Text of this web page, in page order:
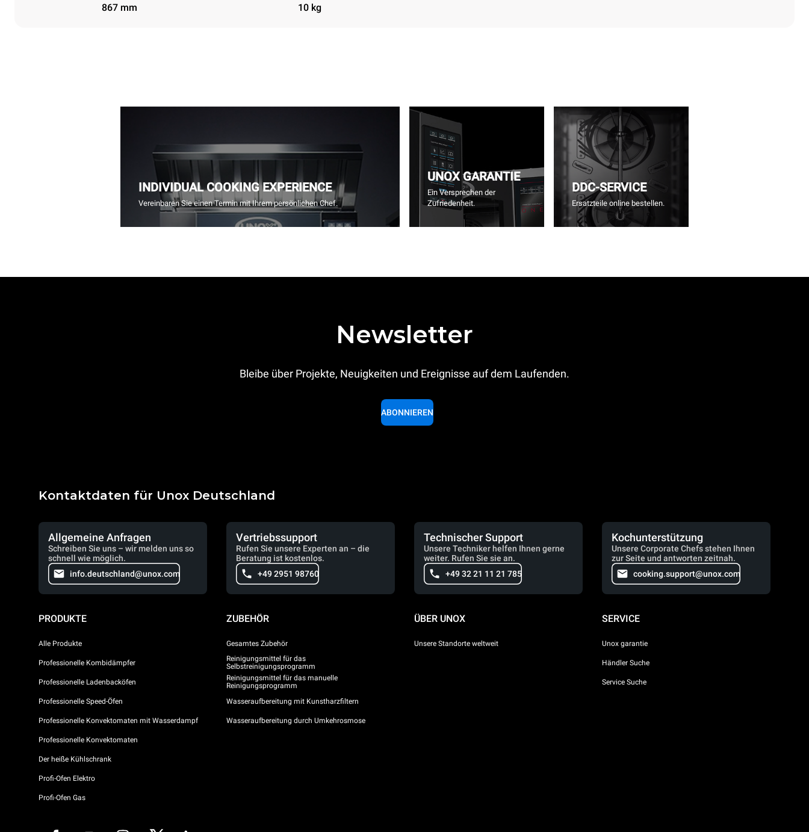
867 mm 10 kg
INDIVIDUAL COOKING EXPERIENCE
Vereinbaren Sie einen Termin mit Ihrem persönlichen Chef.
UNOX GARANTIE
Ein Versprechen der
Zufriedenheit.
DDC-SERVICE
Ersatzteile online bestellen.
Newsletter
Bleibe über Projekte, Neuigkeiten und Ereignisse auf dem Laufenden.
ABONNIEREN
Kontaktdaten für Unox Deutschland
Allgemeine Anfragen
Schreiben Sie uns – wir melden uns so
schnell wie möglich.
info.deutschland@unox.com
Vertriebssupport
Rufen Sie unsere Experten an – die
Beratung ist kostenlos.
+49 2951 98760
Technischer Support
Unsere Techniker helfen Ihnen gerne
weiter. Rufen Sie sie an.
+49 32 21 11 21 785
Kochunterstützung
Unsere Corporate Chefs stehen Ihnen
zur Seite und antworten zeitnah.
cooking.support@unox.com
PRODUKTE
Alle Produkte
Professionelle Kombidämpfer
Professionelle Ladenbacköfen
Professionelle Speed-Öfen
Professionelle Konvektomaten mit Wasserdampf
Professionelle Konvektomaten
Der heiße Kühlschrank
Profi-Ofen Elektro
Profi-Ofen Gas
ZUBEHÖR
Gesamtes Zubehör
Reinigungsmittel für das
Selbstreinigungsprogramm
Reinigungsmittel für das manuelle
Reinigungsprogramm
Wasseraufbereitung mit Kunstharzfiltern
Wasseraufbereitung durch Umkehrosmose
ÜBER UNOX
Unsere Standorte weltweit
SERVICE
Unox garantie
Händler Suche
Service Suche